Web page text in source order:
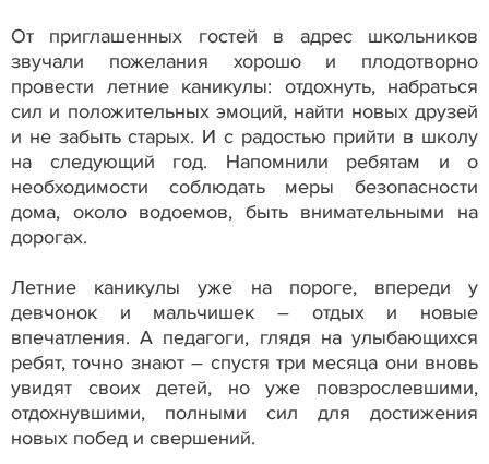
От приглашенных гостей в адрес школьников
звучали пожелания хорошо и плодотворно
провести летние каникулы: отдохнуть, набраться
сил и положительных эмоций, найти новых друзей
и не забыть старых. И с радостью прийти в школу
на следующий год. Напомнили ребятам и о
необходимости соблюдать меры безопасности
дома, около водоемов, быть внимательными на
дорогах.
Летние каникулы уже на пороге, впереди у
девчонок и мальчишек – отдых и новые
впечатления. А педагоги, глядя на улыбающихся
ребят, точно знают – спустя три месяца они вновь
увидят своих детей, но уже повзрослевшими,
отдохнувшими, полными сил для достижения
новых побед и свершений.